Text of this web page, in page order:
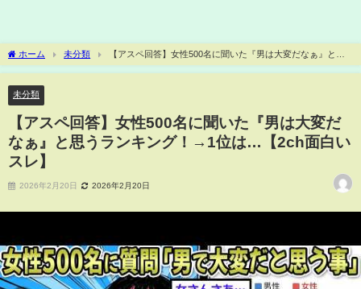
ホーム 未分類
【アスペ回答】女性500名に聞いた『男は大変だなぁ』と思
うランキング！→1位は…【2ch面白いスレ】
未分類
【アスペ回答】女性500名に聞いた『男は大変だ
なぁ』と思うランキング！→1位は…【2ch面白い
スレ】
2026年2月20日 2026年2月20日